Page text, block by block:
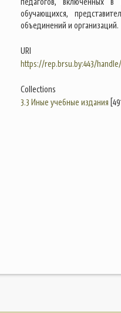
обучающихся,
объединений и организаций.
URI
https://rep.brsu.by:443/handle/
Collections
3.3 Иные учебные издания